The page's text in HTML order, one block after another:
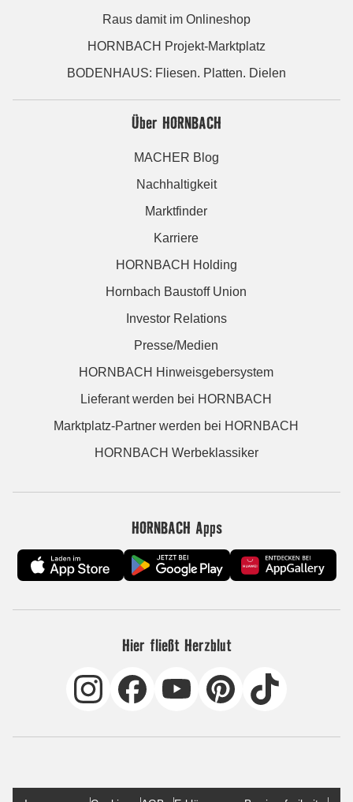
Raus damit im Onlineshop
HORNBACH Projekt-Marktplatz
BODENHAUS: Fliesen. Platten. Dielen
Über HORNBACH
MACHER Blog
Nachhaltigkeit
Marktfinder
Karriere
HORNBACH Holding
Hornbach Baustoff Union
Investor Relations
Presse/Medien
HORNBACH Hinweisgebersystem
Lieferant werden bei HORNBACH
Marktplatz-Partner werden bei HORNBACH
HORNBACH Werbeklassiker
HORNBACH Apps
Hier fließt Herzblut